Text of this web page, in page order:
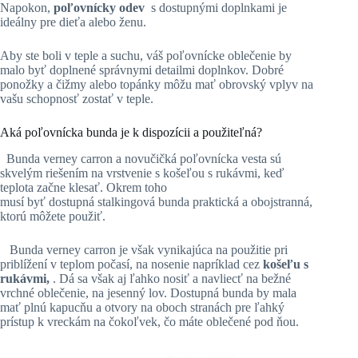
Napokon, poľovnícky odev s dostupnými doplnkami je
ideálny pre dieťa alebo ženu.
Aby ste boli v teple a suchu, váš poľovnícke oblečenie by
malo byť doplnené správnymi detailmi doplnkov. Dobré
ponožky a čižmy alebo topánky môžu mať obrovský vplyv na
vašu schopnosť zostať v teple.
Aká poľovnícka bunda je k dispozícii a použiteľná?
Bunda verney carron a novučičká poľovnícka vesta sú
skvelým riešením na vrstvenie s košeľou s rukávmi, keď
teplota začne klesať. Okrem toho
musí byť dostupná stalkingová bunda praktická a obojstranná,
ktorú môžete použiť.
Bunda verney carron je však vynikajúca na použitie pri
priblížení v teplom počasí, na nosenie napríklad cez košeľu s
rukávmi, . Dá sa však aj ľahko nosiť a navliecť na bežné
vrchné oblečenie, na jesenný lov. Dostupná bunda by mala
mať plnú kapucňu a otvory na oboch stranách pre ľahký
prístup k vreckám na čokoľvek, čo máte oblečené pod ňou.